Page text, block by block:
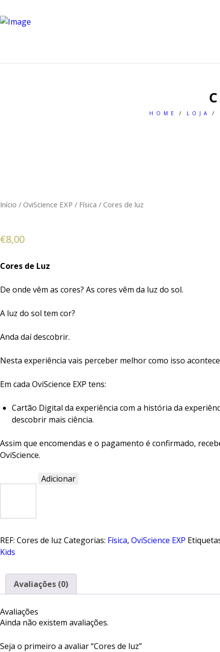
HOME LOJA
Início / OviScience EXP / Física / Cores de luz
€8,00
Cores de Luz
De onde vêm as cores? As cores vêm da luz do sol.
A luz do sol tem cor?
Anda daí descobrir.
Nesta experiência vais perceber melhor como isso
Em cada OviScience EXP tens:
Cartão Digital da experiência com a história da
descobrir mais ciência.
Assim que encomendas e o pagamento é confirmado,
OviScience.
luz
Adicionar
REF: Cores de luz Categorias: Física, OviScience EXP
Kids
Avaliações (0)
Avaliações
Ainda não existem avaliações.
Seja o primeiro a avaliar “Cores de luz”